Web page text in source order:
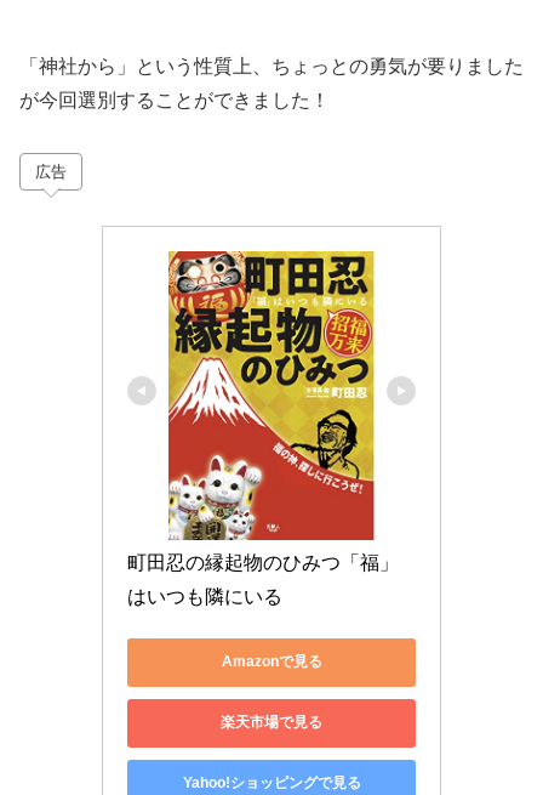
「神社から」という性質上、ちょっとの勇気が要りました
が今回選別することができました！
広告
町田忍の縁起物のひみつ「福」
はいつも隣にいる
Amazonで見る
楽天市場で見る
Yahoo!ショッピングで見る